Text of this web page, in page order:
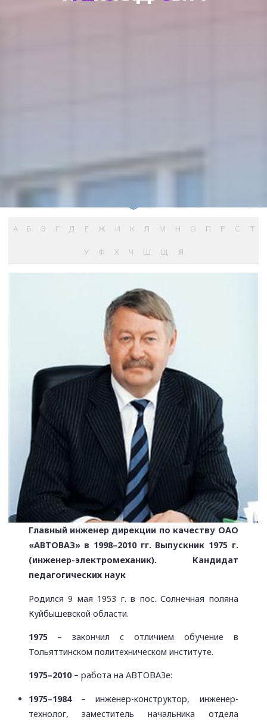
А Б В Г Д Е Ж И К Л М Н О П Р С Т
У Ф Х Ч Ш Щ Я
Главный инженер дирекции по качеству ОАО
«АВТОВАЗ» в 1998–2010 гг. Выпускник 1975 г.
(инженер-электромеханик). Кандидат
педагогических наук
Родился 9 мая 1953 г. в пос. Солнечная поляна
Куйбышевской области.
1975 – закончил с отличием обучение в
Тольяттинском политехническом институте.
1975–2010 – работа на АВТОВАЗе:
1975–1984– инженер-конструктор, инженер-
технолог, заместитель начальника отдела